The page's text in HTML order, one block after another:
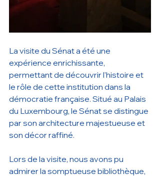
La visite du Sénat a été une
expérience enrichissante,
permettant de découvrir l'histoire et
le rôle de cette institution dans la
démocratie française. Situé au Palais
du Luxembourg, le Sénat se distingue
par son architecture majestueuse et
son décor raffiné.
Lors de la visite, nous avons pu
admirer la somptueuse bibliothèque,